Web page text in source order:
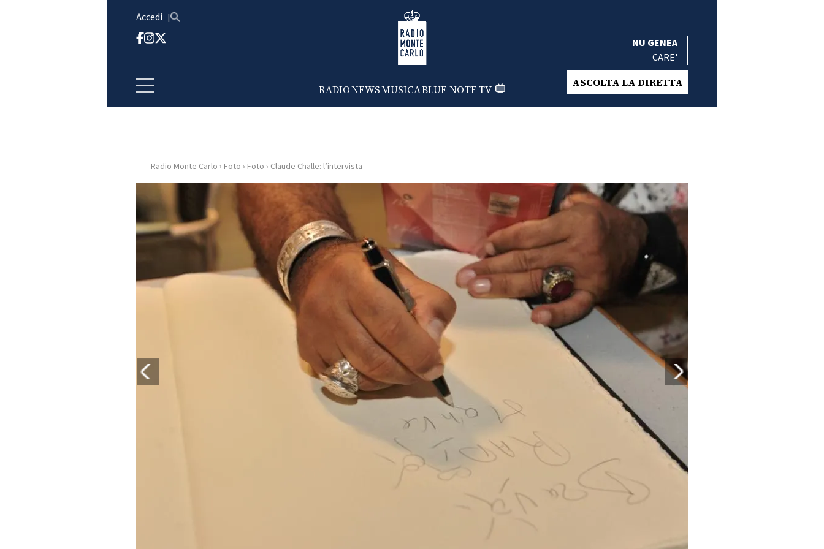
Accedi Radio Monte Carlo
RADIONEWSMUSICABLUE NOTETV
NU GENEA
CARE'
ASCOLTA LA DIRETTA
HOME
RADIO
WEB
PLAYLIST
FOTO
Radio Monte Carlo › Foto › Foto › Claude Challe: l’intervista